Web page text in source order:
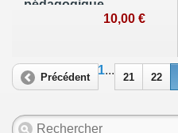
pédagogique
DUNKERQUE10,00 €
Précédent
1...
21 22